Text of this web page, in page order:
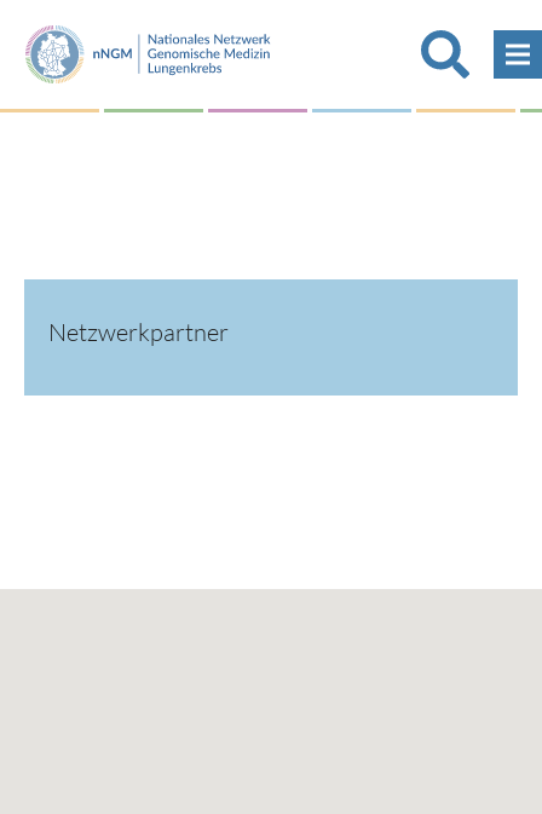
Netzwerkpartner